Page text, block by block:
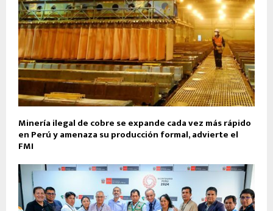
Minería ilegal de cobre se expande cada vez más rápido
en Perú y amenaza su producción formal, advierte el
FMI